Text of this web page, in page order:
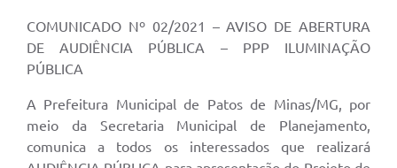
COMUNICADO Nº 02/2021 – AVISO DE ABERTURA
DE AUDIÊNCIA PÚBLICA – PPP ILUMINAÇÃO
PÚBLICA
A Prefeitura Municipal de Patos de Minas/MG, por
meio da Secretaria Municipal de Planejamento,
comunica a todos os interessados que realizará